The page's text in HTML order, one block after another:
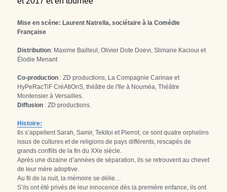
Mise en scène: Laurent Natrella, sociétaire à la Comédie
Française
Distribution: Maxime Bailleul, Olivier Dote Doevi, Slimane Kacioui et
Élodie Menant
Co-production : ZD productions, La Compagnie Carinae et
HyPeRacTiF CréAtiOnS, théâtre de l'Ile à Nouméa, Théâtre
Montensier à Versailles.
Diffusion : ZD productions.
Histoire:
Ils s’appellent Sarah, Samir, Tekitoi et Pierrot, ce sont quatre orphelins
issus de cultures et de religions de pays différents, rescapés de
grands conflits de la fin du XXe siècle.
Après une dizaine d’années de séparation, ils se retrouvent au chevet
de leur mère adoptive.
Au fil de la nuit, la mémoire se délie…
S’ils ont été privés de leur innocence dès la première enfance, ils ont